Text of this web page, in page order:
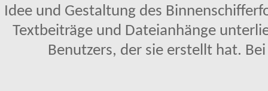
Idee und Gestaltung des
Textbeiträge und Dateianhänge
Benutzers, der sie erstellt hat.